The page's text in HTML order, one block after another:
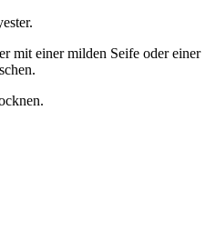
mit einer milden Seife oder einer